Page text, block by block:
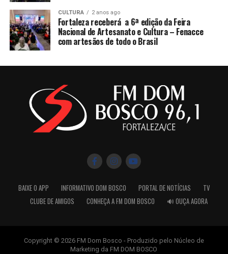
CULTURA 2 anos ago
Fortaleza receberá a 6ª edição da Feira
Nacional de Artesanato e Cultura – Fenacce
com artesãos de todo o Brasil
BAIXE O APP INFORMATIVO DOM BOSCO PORTAL DE NOTÍCIAS
TV
CLUBE DE AMIGOS
CONHEÇA A FM DOM BOSCO 🔊 OUÇA AGORA
Copyright © 2026 FM Dom Bosco - Produzido pelo Núcleo de
Marketing da FM DOM BOSCO